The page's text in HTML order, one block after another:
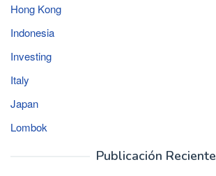
Hong Kong
Indonesia
Investing
Italy
Japan
Lombok
Publicación Reciente